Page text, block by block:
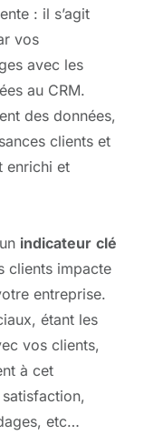
: il s’agit
vos
avec les
au CRM.
des données,
clients et
enrichi et
indicateur clé
clients impacte
entreprise.
étant les
vos clients,
à cet
etc…